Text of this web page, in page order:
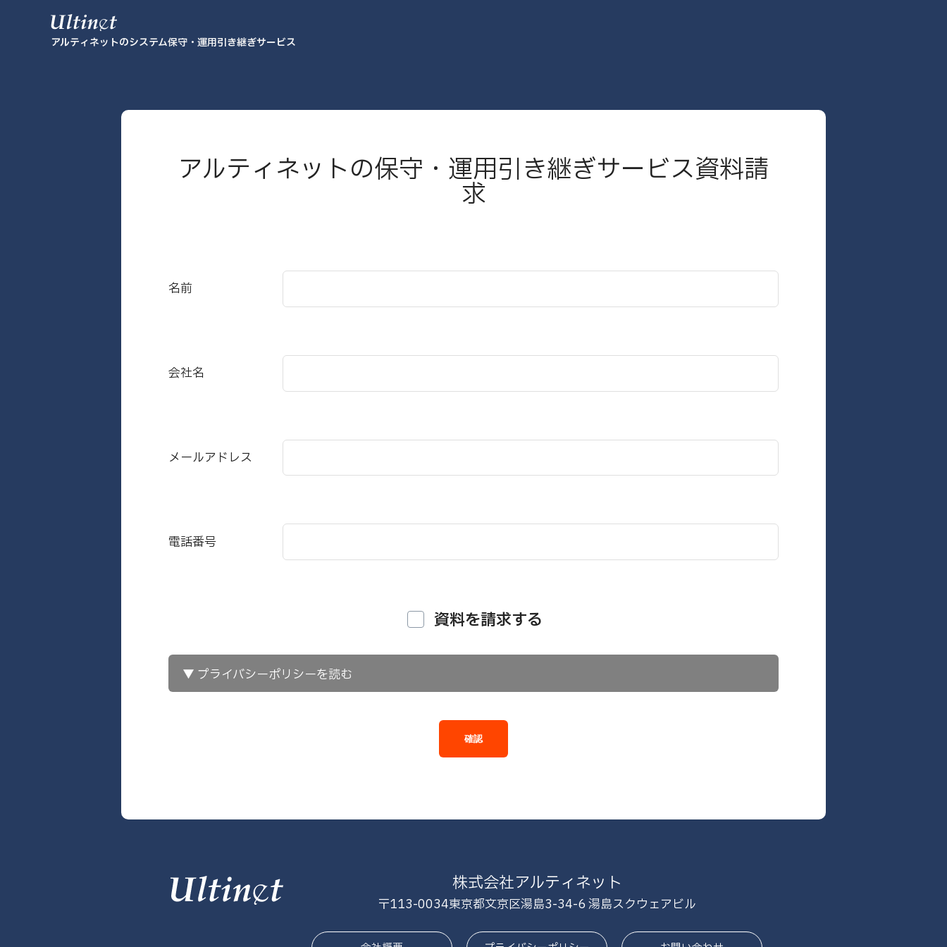
アルティネットのシステム保守・運用引き継ぎサービス
アルティネットの保守・運用引き継ぎサービス資料請
求
名前
会社名
メールアドレス
電話番号
資料を請求する
▼ プライバシーポリシーを読む
確認
株式会社アルティネット
〒113-0034東京都文京区湯島3-34-6 湯島スクウェアビル